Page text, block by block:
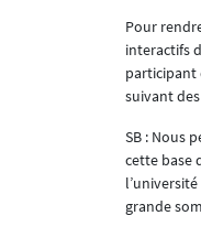
Pour
interactifs
participant
suivant
SB : Nous
cette base
grande